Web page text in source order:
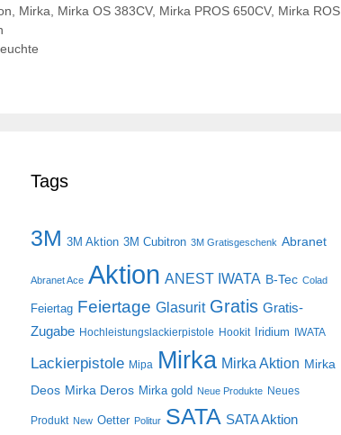
Mirka Mirka OS 383CV, Mirka PROS 650CV, Mirka ROS
Tags
3M 3M Aktion 3M Cubitron 3M Gratisgeschenk Abranet
Abranet Ace Aktion ANEST IWATA B-Tec Colad
Feiertag Feiertage Glasurit Gratis Gratis-
Zugabe Hochleistungslackierpistole Hookit Iridium IWATA
Lackierpistole Mipa Mirka Mirka Aktion Mirka
Deos Mirka Deros Mirka gold Neue Produkte Neues
Produkt New Oetter Politur SATA SATA Aktion